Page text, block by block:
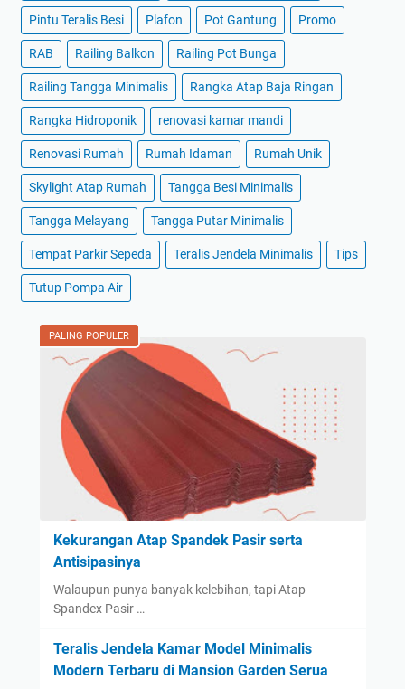
Pintu Teralis Besi Plafon Pot Gantung Promo
RAB Railing Balkon Railing Pot Bunga
Railing Tangga Minimalis Rangka Atap Baja Ringan
Rangka Hidroponik renovasi kamar mandi
Renovasi Rumah Rumah Idaman Rumah Unik
Skylight Atap Rumah Tangga Besi Minimalis
Tangga Melayang Tangga Putar Minimalis
Tempat Parkir Sepeda Teralis Jendela Minimalis Tips
Tutup Pompa Air
PALING POPULER
Kekurangan Atap Spandek Pasir serta
Antisipasinya
Walaupun punya banyak kelebihan, tapi Atap
Spandex Pasir …
Teralis Jendela Kamar Model Minimalis
Modern Terbaru di Mansion Garden Serua